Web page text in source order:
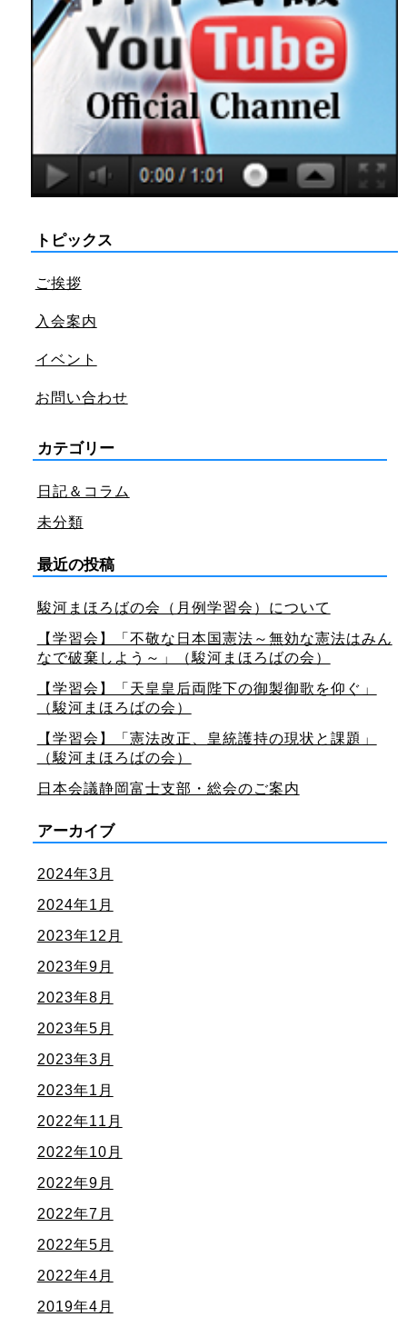
トピックス
ご挨拶
入会案内
イベント
お問い合わせ
カテゴリー
日記＆コラム
未分類
最近の投稿
駿河まほろばの会（月例学習会）について
【学習会】「不敬な日本国憲法～無効な憲法はみん
なで破棄しよう～」（駿河まほろばの会）
【学習会】「天皇皇后両陛下の御製御歌を仰ぐ」
（駿河まほろばの会）
【学習会】「憲法改正、皇統護持の現状と課題」
（駿河まほろばの会）
日本会議静岡富士支部・総会のご案内
アーカイブ
2024年3月
2024年1月
2023年12月
2023年9月
2023年8月
2023年5月
2023年3月
2023年1月
2022年11月
2022年10月
2022年9月
2022年7月
2022年5月
2022年4月
2019年4月